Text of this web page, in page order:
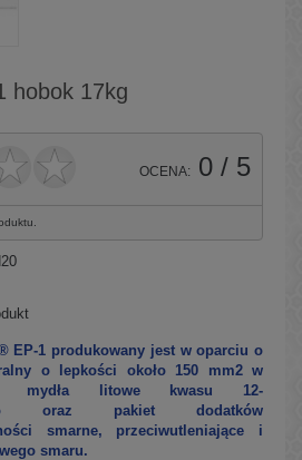
hobok 17kg
OCENA: 0 / 5
EP-1 produkowany jest w oparciu o
o lepkości około 150 mm2 w
mydła litowe kwasu 12-
oraz pakiet dodatków
smarne, przeciwutleniające i
smaru.